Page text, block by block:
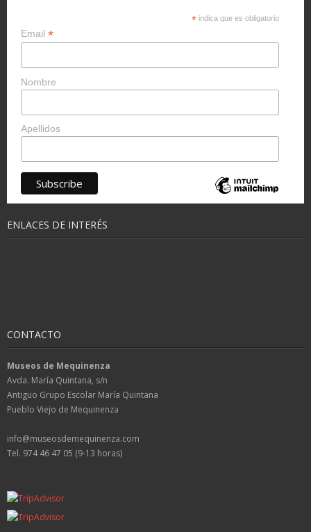
* indica que es obligatorio
Email *
Nombre
Apellidos
ENLACES DE INTERÉS
CONTACTO
Museos de Mequinenza
Avda. María Quintana, s/n
Antiguo Grupo Escolar María Quintana
Pueblo Viejo de Mequinenza
info@museosdemequinenza.com
Tel. 974 46 47 05 (9-13 horas)